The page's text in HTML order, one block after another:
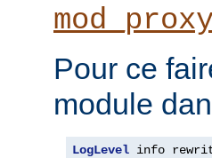
mod_proxy
Pour ce
module
LogLevel info